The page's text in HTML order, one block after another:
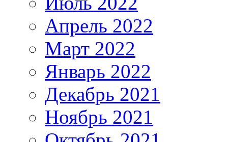
Апрель 2022
Март 2022
Январь 2022
Декабрь 2021
Ноябрь 2021